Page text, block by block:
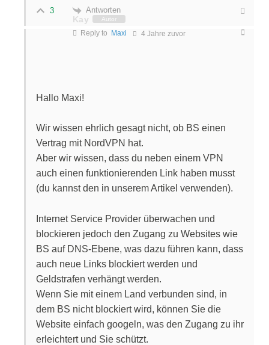
3 Antworten
Kay Autor
Reply to Maxi 4 Jahre zuvor
Hallo Maxi!
Wir wissen ehrlich gesagt nicht, ob BS einen
Vertrag mit NordVPN hat.
Aber wir wissen, dass du neben einem VPN
auch einen funktionierenden Link haben musst
(du kannst den in unserem Artikel verwenden).
Internet Service Provider überwachen und
blockieren jedoch den Zugang zu Websites wie
BS auf DNS-Ebene, was dazu führen kann, dass
auch neue Links blockiert werden und
Geldstrafen verhängt werden.
Wenn Sie mit einem Land verbunden sind, in
dem BS nicht blockiert wird, können Sie die
Website einfach googeln, was den Zugang zu ihr
erleichtert und Sie schützt.